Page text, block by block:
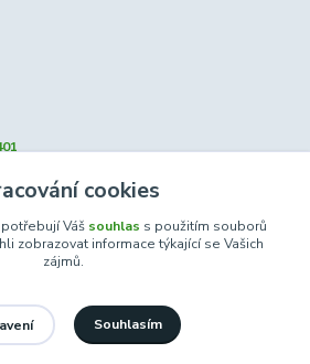
cookies
Váš souhlas s použitím souborů
zobrazovat informace týkající se Vašich
zájmů.
Souhlasím